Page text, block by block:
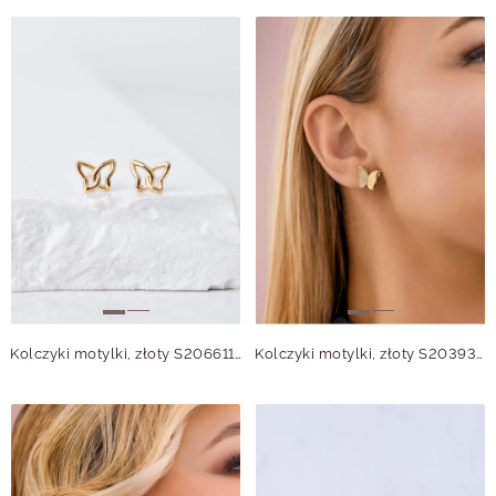
Kolczyki motylki, złoty S206611Z00 Kolczyki motylki, złoty S203937Z00